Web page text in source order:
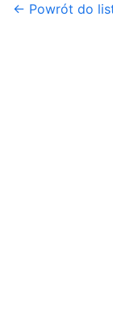
← Powrót do